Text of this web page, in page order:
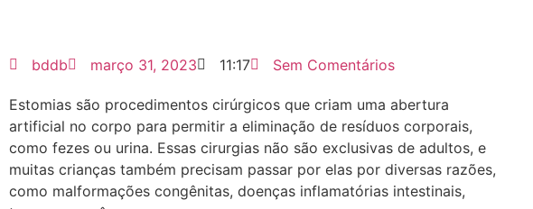
bddb março 31, 2023 11:17 Sem Comentários
Estomias são procedimentos cirúrgicos que criam uma abertura
artificial no corpo para permitir a eliminação de resíduos corporais,
como fezes ou urina. Essas cirurgias não são exclusivas de adultos, e
muitas crianças também precisam passar por elas por diversas razões,
como malformações congênitas, doenças inflamatórias intestinais,